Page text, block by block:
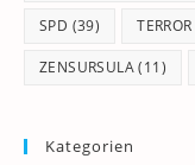
SPD (39) TERROR
ZENSURSULA(11)
Kategorien